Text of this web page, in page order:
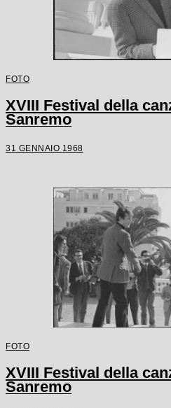
FOTO
XVIII Festival della
Sanremo
31 GENNAIO 1968
FOTO
XVIII Festival della
Sanremo